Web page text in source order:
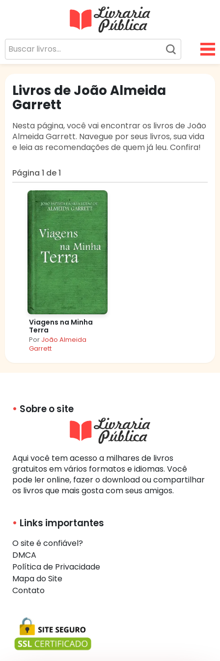
Sua Biblioteca Virtual Gratuita
Livros de João Almeida
Garrett
Nesta página, você vai encontrar os livros de João
Almeida Garrett. Navegue por seus livros, sua vida
e leia as recomendações de quem já leu. Confira!
Página 1 de 1
Viagens na Minha
Terra
Por João Almeida
Garrett
Sobre o site
Aqui você tem acesso a milhares de livros
gratuitos em vários formatos e idiomas. Você
pode ler online, fazer o download ou compartilhar
os livros que mais gosta com seus amigos.
Links importantes
O site é confiável?
DMCA
Política de Privacidade
Mapa do Site
Contato